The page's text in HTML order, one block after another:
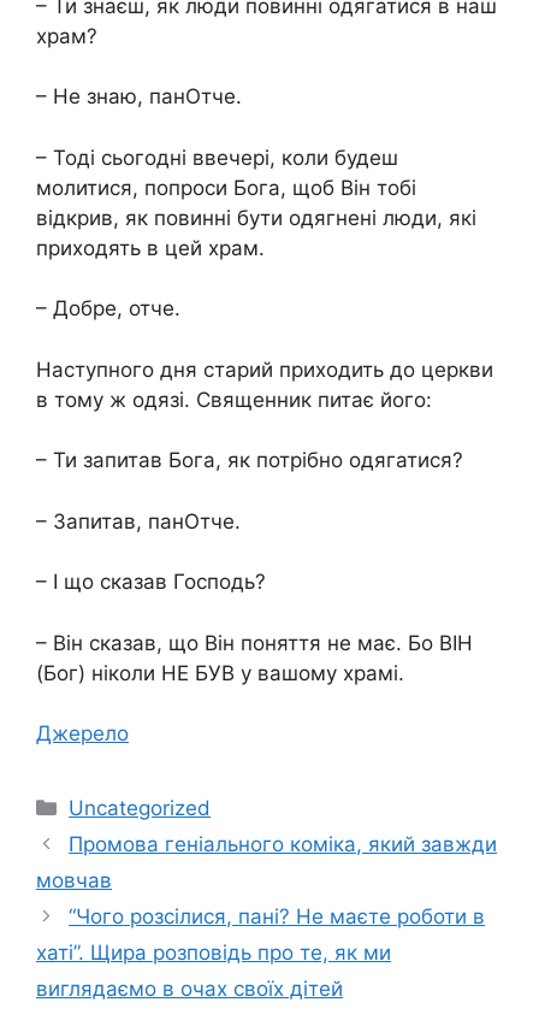
– Ти знаєш, як люди повинні одягатися в наш
храм?
– Не знаю, панОтче.
– Тоді сьогодні ввечері, коли будеш
молитися, попроси Бога, щоб Він тобі
відкрив, як повинні бути одягнені люди, які
приходять в цей храм.
– Добре, отче.
Наступного дня старий приходить до церкви
в тому ж одязі. Священник питає його:
– Ти запитав Бога, як потрібно одягатися?
– Запитав, панОтче.
– І що сказав Господь?
– Він сказав, що Він поняття не має. Бо ВІН
(Бог) ніколи НЕ БУВ у вашому храмі.
Джерело
Категорії
Uncategorized
Промова геніального коміка, який завжди
мовчав
“Чого розсілися, пані? Не маєте роботи в
хаті”. Щира розповідь про те, як ми
виглядаємо в очах своїх дітей